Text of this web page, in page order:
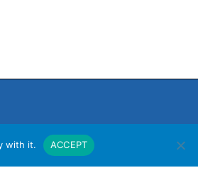
with it. ACCEPT